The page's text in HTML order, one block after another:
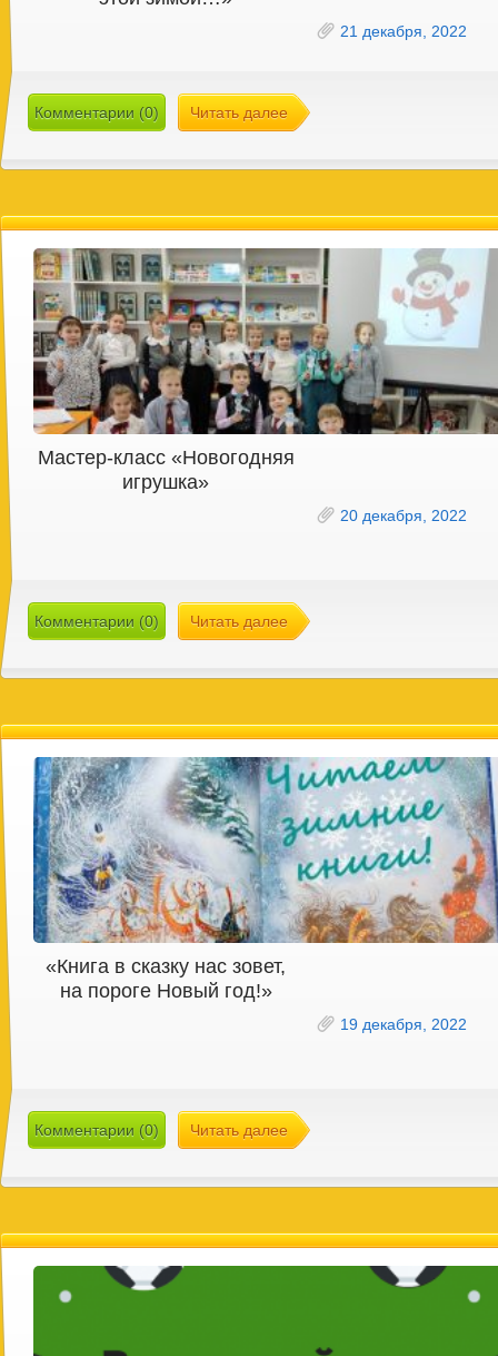
21 декабря, 2022
Комментарии (0) Читать далее
Мастер-класс «Новогодняя
игрушка»
20 декабря, 2022
Комментарии (0) Читать далее
«Книга в сказку нас зовет,
на пороге Новый год!»
19 декабря, 2022
Комментарии (0) Читать далее